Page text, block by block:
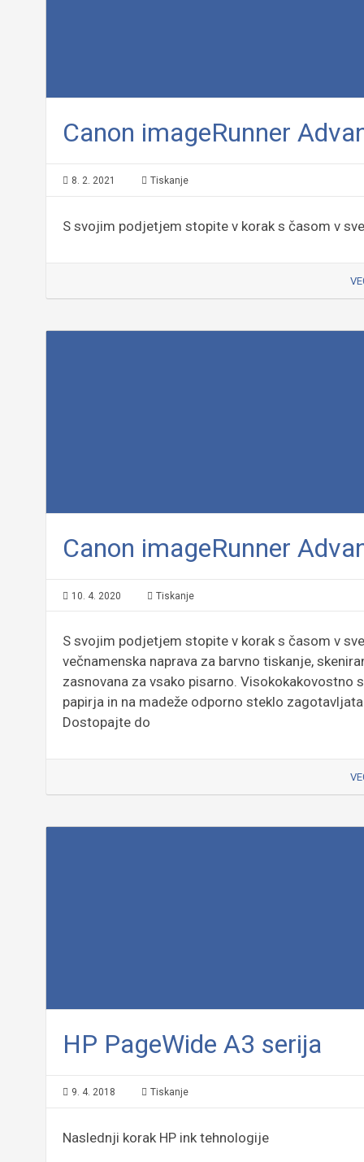
Canon imageRunner
8. 2. 2021 Tiskanje
S svojim podjetjem stopite v korak s časom v
Canon imageRunner
10. 4. 2020 Tiskanje
S svojim podjetjem stopite v korak s časom v
večnamenska naprava za barvno tiskanje,
zasnovana za vsako pisarno. Visokokakovostno
papirja in na madeže odporno steklo
Dostopajte do
HP PageWide A3 serija
9. 4. 2018 Tiskanje
Naslednji korak HP ink tehnologije